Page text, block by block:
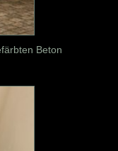
Beton